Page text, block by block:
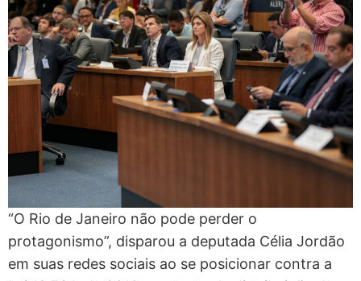
“O Rio de Janeiro não pode perder o
protagonismo”, disparou a deputada Célia Jordão
em suas redes sociais ao se posicionar contra a